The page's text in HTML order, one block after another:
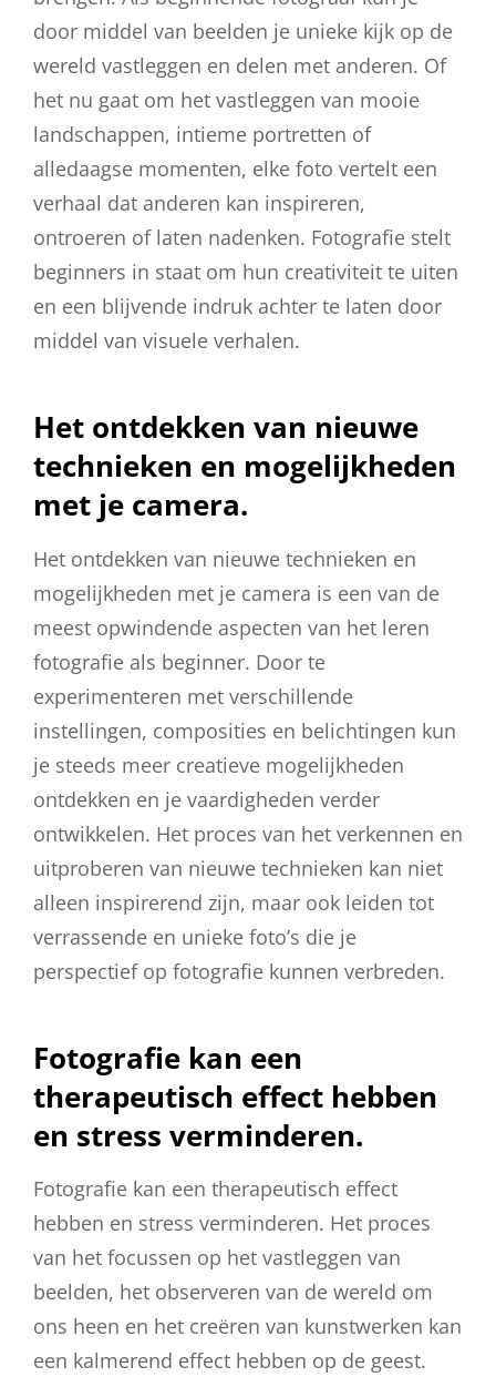
door middel van beelden je unieke kijk op de
wereld vastleggen en delen met anderen. Of
het nu gaat om het vastleggen van mooie
landschappen, intieme portretten of
alledaagse momenten, elke foto vertelt een
verhaal dat anderen kan inspireren,
ontroeren of laten nadenken. Fotografie stelt
beginners in staat om hun creativiteit te uiten
en een blijvende indruk achter te laten door
middel van visuele verhalen.
Het ontdekken van nieuwe
technieken en mogelijkheden
met je camera.
Het ontdekken van nieuwe technieken en
mogelijkheden met je camera is een van de
meest opwindende aspecten van het leren
fotografie als beginner. Door te
experimenteren met verschillende
instellingen, composities en belichtingen kun
je steeds meer creatieve mogelijkheden
ontdekken en je vaardigheden verder
ontwikkelen. Het proces van het verkennen en
uitproberen van nieuwe technieken kan niet
alleen inspirerend zijn, maar ook leiden tot
verrassende en unieke foto’s die je
perspectief op fotografie kunnen verbreden.
Fotografie kan een
therapeutisch effect hebben
en stress verminderen.
Fotografie kan een therapeutisch effect
hebben en stress verminderen. Het proces
van het focussen op het vastleggen van
beelden, het observeren van de wereld om
ons heen en het creëren van kunstwerken kan
een kalmerend effect hebben op de geest.